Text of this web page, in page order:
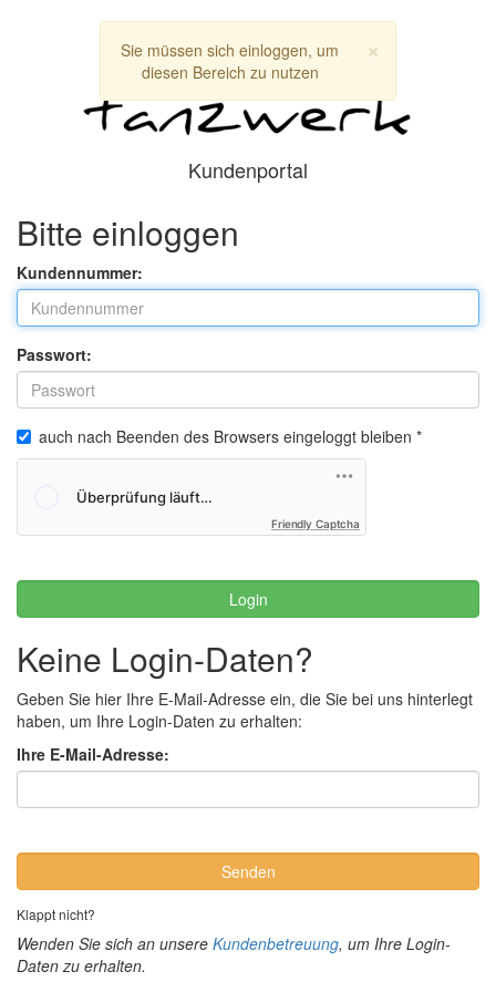
×
Sie müssen sich einloggen, um
diesen Bereich zu nutzen
Kundenportal
Bitte einloggen
Kundennummer:
Passwort:
auch nach Beenden des Browsers eingeloggt bleiben *
Friendly Captcha
Login
Keine Login-Daten?
Geben Sie hier Ihre E-Mail-Adresse ein, die Sie bei uns hinterlegt
haben, um Ihre Login-Daten zu erhalten:
Ihre E-Mail-Adresse:
Senden
Klappt nicht?
Wenden Sie sich an unsere Kundenbetreuung, um Ihre Login-
Daten zu erhalten.